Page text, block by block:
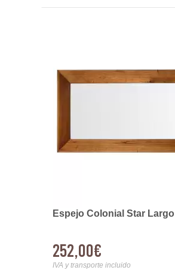
Espejo Colonial Star Largo
252,00€
IVA y transporte incluido